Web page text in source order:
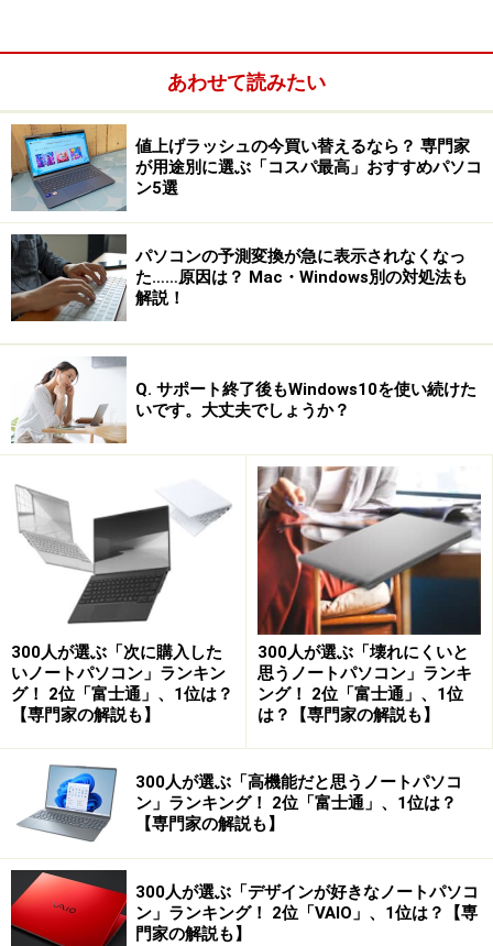
とめたキットも販売されています。これを使えば初心者
でも作成は簡単。パソコンショップによっては部品ごと
の変更にも応じてくれます。
今回はそんな魅力あるパソコンの自作の世界について、
実際に組み立てることを想定しながら紹介します。
まずは組み立てに使う部品を揃えよう
自作パソコンは基本的にデスクトップパソコンになりま
すが、モニタやキーボード、マウス以外にパソコン本体
を完成させるために以下のような部品が必要となりま
す。これらは専門のパソコンショップで全て揃えられま
ケース
電源
あわせて読みたい
値上げラッシュの今買い替えるなら？ 専門家
が用途別に選ぶ「コスパ最高」おすすめパソコ
ン5選
パソコンの予測変換が急に表示されなくなっ
た……原因は？ Mac・Windows別の対処法も
解説！
Q. サポート終了後もWindows10を使い続けた
いです。大丈夫でしょうか？
300人が選ぶ「次に購入した
いノートパソコン」ランキン
グ！ 2位「富士通」、1位は？
【専門家の解説も】
300人が選ぶ「壊れにくいと
思うノートパソコン」ランキ
ング！ 2位「富士通」、1位
は？【専門家の解説も】
300人が選ぶ「高機能だと思うノートパソコ
ン」ランキング！ 2位「富士通」、1位は？
【専門家の解説も】
300人が選ぶ「デザインが好きなノートパソコ
ン」ランキング！ 2位「VAIO」、1位は？【専
門家の解説も】